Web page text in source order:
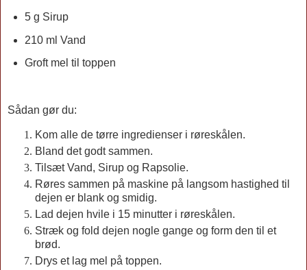
5 g Sirup
210 ml Vand
Groft mel til toppen
Sådan gør du:
Kom alle de tørre ingredienser i røreskålen.
Bland det godt sammen.
Tilsæt Vand, Sirup og Rapsolie.
Røres sammen på maskine på langsom hastighed til
dejen er blank og smidig.
Lad dejen hvile i 15 minutter i røreskålen.
Stræk og fold dejen nogle gange og form den til et
brød.
Drys et lag mel på toppen.